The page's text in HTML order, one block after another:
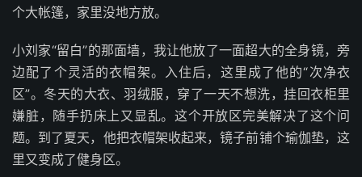
个大帐篷，家里没地方放。
小刘家“留白”的那面墙，我让他放了一面超大的全身镜，旁
边配了个灵活的衣帽架。入住后，这里成了他的“次净衣
区”。冬天的大衣、羽绒服，穿了一天不想洗，挂回衣柜里
嫌脏，随手扔床上又显乱。这个开放区完美解决了这个问
题。到了夏天，他把衣帽架收起来，镜子前铺个瑜伽垫，这
里又变成了健身区。